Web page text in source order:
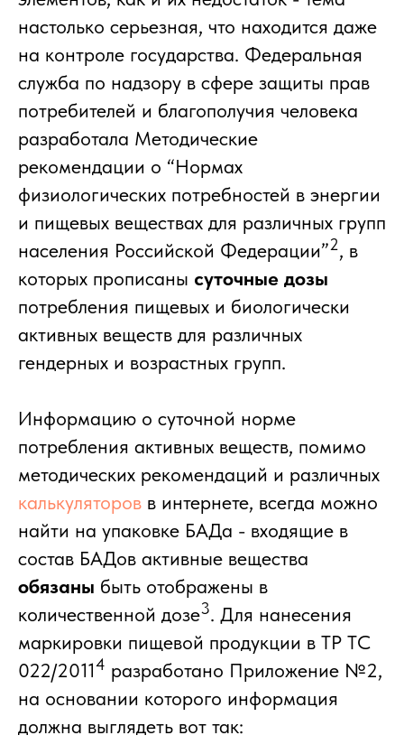
настолько серьезная, что находится даже
на контроле государства. Федеральная
служба по надзору в сфере защиты прав
потребителей и благополучия человека
разработала Методические
рекомендации о “Нормах
физиологических потребностей в энергии
и пищевых веществах для различных групп
населения Российской Федерации”2, в
которых прописаны суточные дозы
потребления пищевых и биологически
активных веществ для различных
гендерных и возрастных групп.
Информацию о суточной норме
потребления активных веществ, помимо
методических рекомендаций и различных
калькуляторов в интернете, всегда можно
найти на упаковке БАДа - входящие в
состав БАДов активные вещества
обязаны быть отображены в
количественной дозе3. Для нанесения
маркировки пищевой продукции в ТР ТС
022/20114 разработано Приложение №2,
на основании которого информация
должна выглядеть вот так: